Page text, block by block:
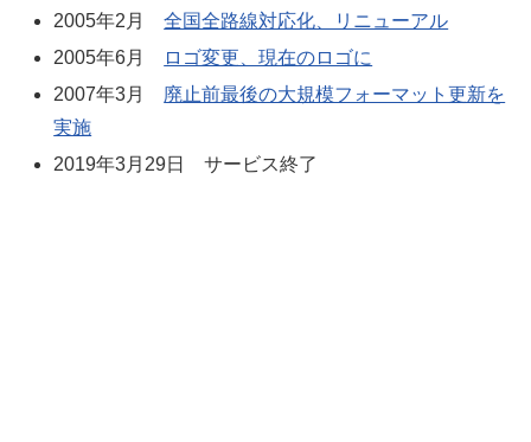
2005年2月全国全路線対応化、リニューアル
2005年6月
ロゴ変更、現在のロゴに
2007年3月 廃止前最後の大規模フォーマット更新を
実施
2019年3月29日 サービス終了